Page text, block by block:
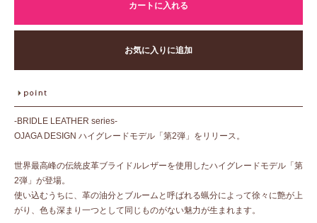
カートに入れる
お気に入りに追加
-BRIDLE LEATHER series-
OJAGA DESIGN ハイグレードモデル「第2弾」をリリース。
世界最高峰の伝統皮革ブライドルレザーを使用したハイグレードモデル「第
2弾」が登場。
使い込むうちに、革の油分とブルームと呼ばれる蝋分によって徐々に艶が上
がり、色も深まり一つとして同じものがない魅力が生まれます。